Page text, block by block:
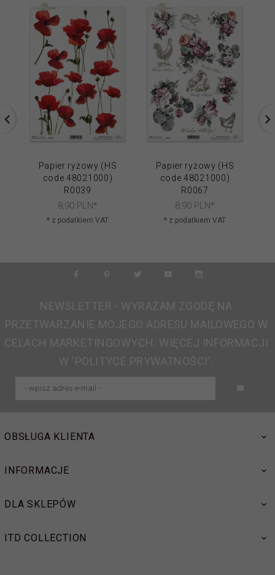
Papier ryżowy (HS
code 48021000)
R0039
8,90 PLN*
* z podatkiem VAT
Papier ryżowy (HS
code 48021000)
R0067
8,90 PLN*
* z podatkiem VAT
NEWSLETTER - WYRAŻAM ZGODĘ NA
PRZETWARZANIE MOJEGO ADRESU MAILOWEGO W
CELACH MARKETINGOWYCH. WIĘCEJ INFORMACJI
W 'POLITYCE PRYWATNOŚCI'.
OBSŁUGA KLIENTA
INFORMACJE
DLA SKLEPÓW
ITD COLLECTION